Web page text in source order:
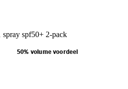
spf50+ 2-pack
50% volume voordeel